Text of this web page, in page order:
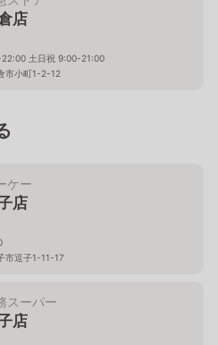
店
土日祝 9:00-21:00
市小町1-2-12
ケー
店
市逗子1-11-17
スーパー
店